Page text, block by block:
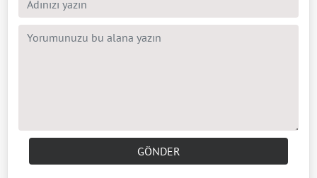
GÖNDER